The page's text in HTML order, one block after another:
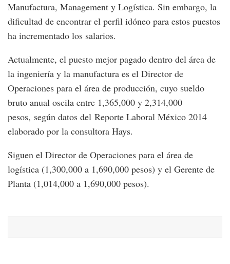
Manufactura, Management y Logística. Sin embargo, la
dificultad de encontrar el perfil idóneo para estos puestos
ha incrementado los salarios.
Actualmente, el puesto mejor pagado dentro del área de
la ingeniería y la manufactura es el Director de
Operaciones para el área de producción, cuyo sueldo
bruto anual oscila entre 1,365,000 y 2,314,000
pesos, según datos del Reporte Laboral México 2014
elaborado por la consultora Hays.
Siguen el Director de Operaciones para el área de
logística (1,300,000 a 1,690,000 pesos) y el Gerente de
Planta (1,014,000 a 1,690,000 pesos).